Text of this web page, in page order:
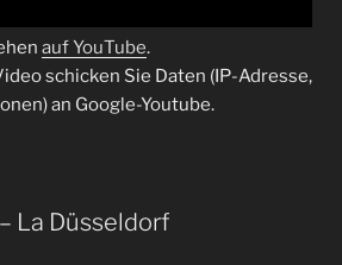
auf YouTube.
schicken Sie Daten (IP-Adresse,
an Google-Youtube.
La Düsseldorf